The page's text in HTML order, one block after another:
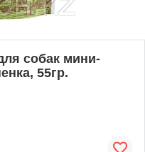
собак мини-
55гр.